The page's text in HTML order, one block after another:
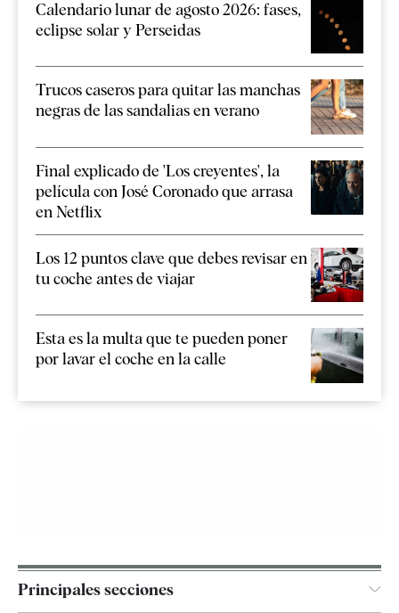
Calendario lunar de agosto 2026: fases,
eclipse solar y Perseidas
Trucos caseros para quitar las manchas
negras de las sandalias en verano
Final explicado de 'Los creyentes', la
película con José Coronado que arrasa
en Netflix
Los 12 puntos clave que debes revisar en
tu coche antes de viajar
Esta es la multa que te pueden poner
por lavar el coche en la calle
Principales secciones